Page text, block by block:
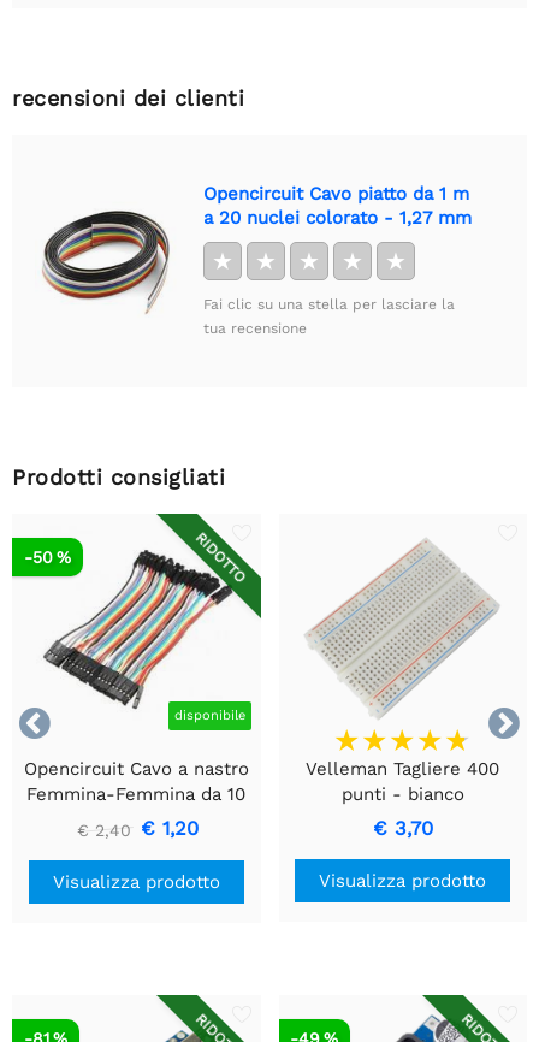
recensioni dei clienti
Opencircuit Cavo piatto da 1 m
a 20 nuclei colorato - 1,27 mm
★ ★ ★ ★ ★
Fai clic su una stella per lasciare la
tua recensione
Prodotti consigliati


RIDOTTO
disponibile
-50 %
Opencircuit Cavo a nastro
Femmina-Femmina da 10
cm 40 pezzi
€ 2,40 € 1,20
Visualizza prodotto
Velleman Tagliere 400
punti - bianco
€ 3,70
Visualizza prodotto
-81 % -49 %